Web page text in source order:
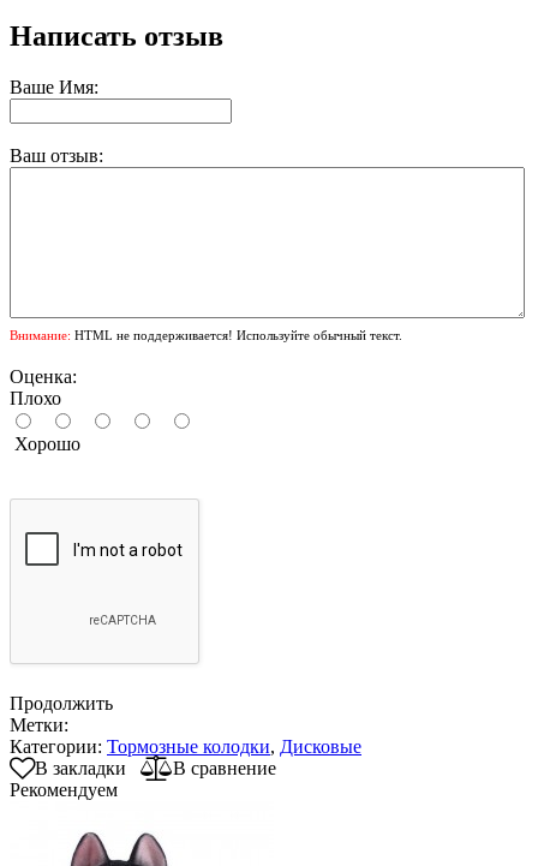
Написать отзыв
Ваше Имя:
Ваш отзыв:
Внимание: HTML не поддерживается! Используйте обычный текст.
Оценка:
Плохо
Хорошо
Продолжить
Метки:
Категории: Тормозные колодки, Дисковые
В закладки
В сравнение
Рекомендуем